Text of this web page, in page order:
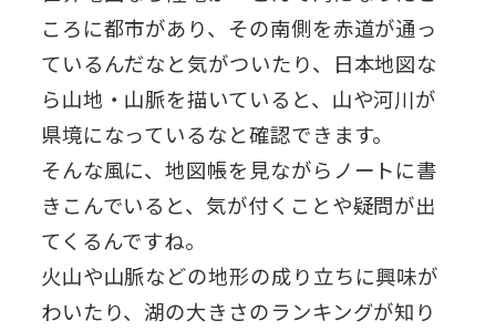
ころに都市があり、その南側を赤道が通っ
ているんだなと気がついたり、日本地図な
ら山地・山脈を描いていると、山や河川が
県境になっているなと確認できます。
そんな風に、地図帳を見ながらノートに書
きこんでいると、気が付くことや疑問が出
てくるんですね。
火山や山脈などの地形の成り立ちに興味が
わいたり、湖の大きさのランキングが知り